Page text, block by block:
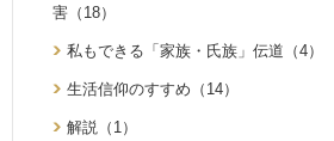
害（18）
私もできる「家族・氏族」伝道（4）
生活信仰のすすめ（14）
解説（1）